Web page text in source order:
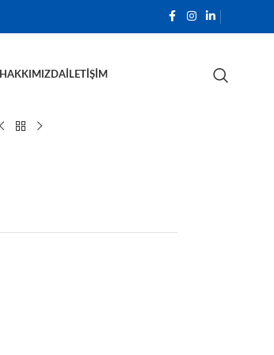
HAKKIMIZDA İLETIŞIM